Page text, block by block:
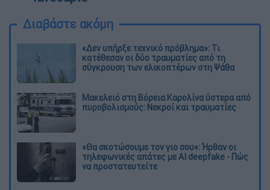
Διαβάστε ακόμη
«Δεν υπήρξε τεχνικό πρόβλημα»: Τι
κατέθεσαν οι δύο τραυματίες από τη
σύγκρουση των ελικοπτέρων στη Ψάθα
Μακελειό στη Βόρεια Καρολίνα ύστερα από
πυροβολισμούς: Νεκροί και τραυματίες
«Θα σκοτώσουμε τον γιο σου»: Ήρθαν οι
τηλεφωνικές απάτες με AI deepfake - Πώς
να προστατευτείτε